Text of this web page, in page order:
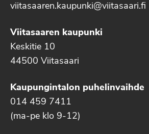
viitasaaren.kaupunki@viitasaari.fi
Viitasaaren kaupunki
Keskitie 10
44500 Viitasaari
Kaupungintalon puhelinvaihde
014 459 7411
(ma-pe klo 9-12)